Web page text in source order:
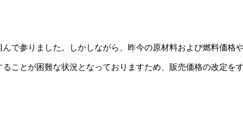
で参りました。しかしながら、昨今の原材料および燃料価格
ことが困難な状況となっておりますため、販売価格の改定を